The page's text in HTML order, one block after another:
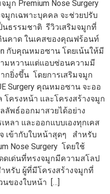
มูก Premium Nose Surgery
มูกเฉพาะบุคคล จะช่วยปรับ
ธรรมชาติ รีวิวเสริมจมูกที่
นคาด ในเคสของคุณฟร้อนท์
กับคุณหมอซาน โดยเน้นให้มี
ามหวานแต่แอบซ่อนความมี
ยิ่งขึ้น โดยการเสริมจมูก
Surgery คุณหมอซาน จะออ
ครงหน้า และโครงสร้างจมูก
ลัพธ์ออกมาสวยได้อย่าง
ลา และออกแบบเองทุกเคส
เข้ากับใบหน้าสุดๆ สำหรับ
Nose Surgery โดยใช้
ดเด่นที่ทรงจมูกมีความสโลป
หรับ ผู้ที่มีโครงสร้างจมูกที่
นของใบหน้า […]